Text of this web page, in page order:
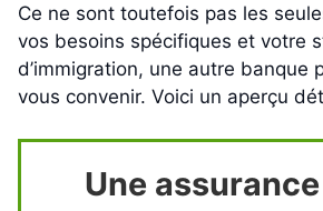
Ce ne sont toutefois pas les
vos besoins spécifiques et votre
d’immigration, une autre banque
vous convenir. Voici un aperçu
Une